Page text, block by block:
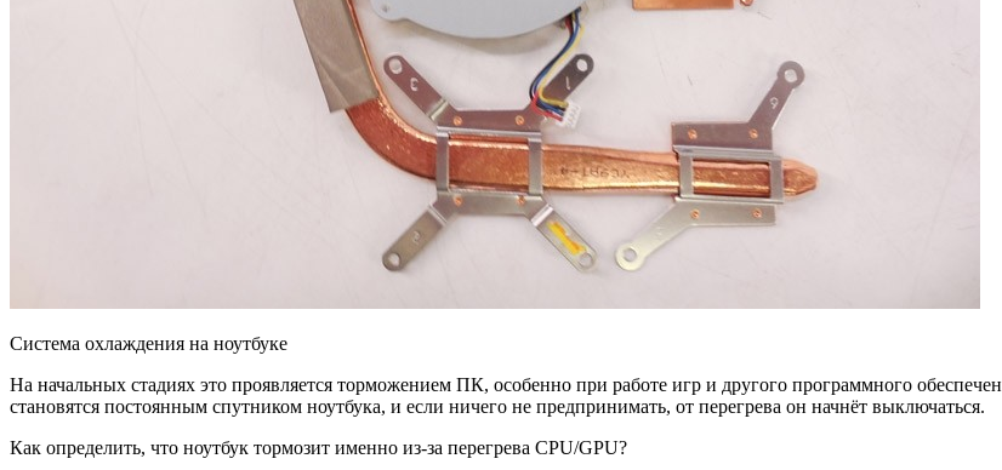
Система охлаждения на ноутбуке
На начальных стадиях это проявляется торможением ПК, особенно при работе игр и другого программного
становятся постоянным спутником ноутбука, и если ничего не предпринимать, от перегрева он начнёт выключаться.
Как определить, что ноутбук тормозит именно из-за перегрева CPU/GPU?